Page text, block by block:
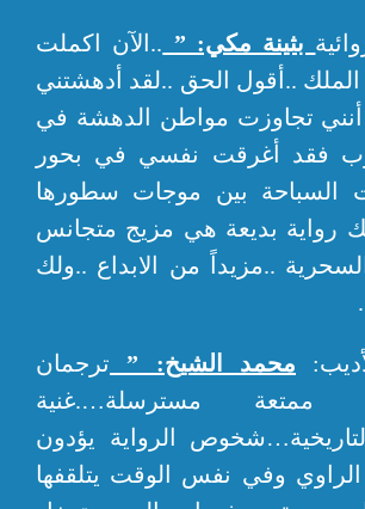
بثينة مكي: ” ..الآن اكملت
الملك ..أقول الحق ..لقد أدهشتني
تجاوزت مواطن الدهشة في
فقد أغرقت نفسي في بحور
السباحة بين موجات سطورها
رواية بديعة هي مزيج متجانس
..مزيداً من الابداع ..ولك
محمد الشيخ: ” ترجمان
ممتعة مسترسلة….غنية
الرواية يؤدون
الراوي وفي نفس الوقت يتلقفها